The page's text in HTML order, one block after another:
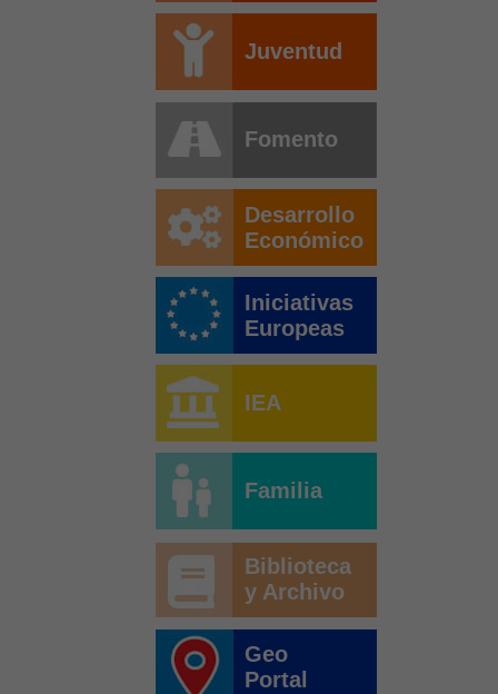
Juventud
Fomento
Desarrollo
Económico
Iniciativas
Europeas
IEA
Familia
Biblioteca
y Archivo
Geo
Portal